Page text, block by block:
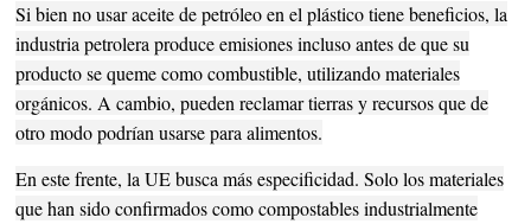
Si bien no usar aceite de petróleo en el plástico tiene beneficios, la
industria petrolera produce emisiones incluso antes de que su
producto se queme como combustible, utilizando materiales
orgánicos. A cambio, pueden reclamar tierras y recursos que de
otro modo podrían usarse para alimentos.
En este frente, la UE busca más especificidad. Solo los materiales
que han sido confirmados como compostables industrialmente